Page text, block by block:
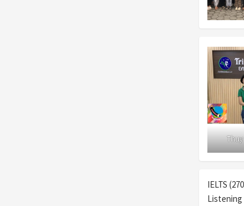
Thuy
IELTS
Listening